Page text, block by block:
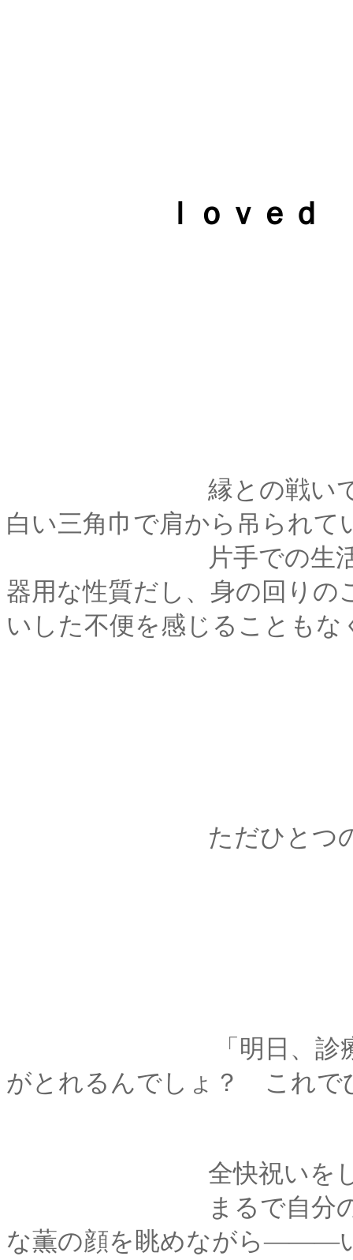
ｌｏｖｅｄ
縁との戦いで傷を負
白い三角巾で肩から吊られて
片手での生活が暫く
器用な性質だし、身の回り
いした不便を感じることもな
ただひとつのこと
「明日、診療所に行
がとれるんでしょ？ これで
全快祝いをしなき
まるで自分のことの
な薫の顔を眺めながら―――